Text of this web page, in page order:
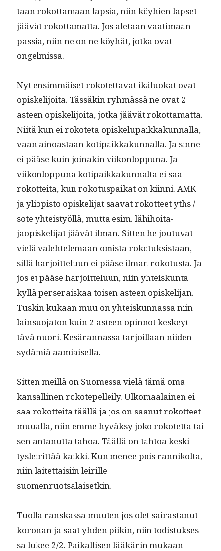
taan rokot­ta­maan lap­sia, niin köy­hien lapset
jäävät rokot­ta­mat­ta. Jos ale­taan vaa­ti­maan
pas­sia, niin ne on ne köy­hät, jot­ka ovat
ongelmissa.
Nyt ensim­mäiset rokotet­ta­vat ikälu­okat ovat
opiske­li­joi­ta. Tässäkin ryh­mässä ne ovat 2
asteen opiske­li­joi­ta, jot­ka jäävät rokot­ta­mat­ta.
Niitä kun ei rokote­ta opiskelu­paikkakun­nal­la,
vaan ain­oas­taan koti­paikkakun­nal­la. Ja sinne
ei pääse kuin joinakin viikon­lop­puna. Ja
viikon­lop­puna koti­paikkakunnal­ta ei saa
rokot­tei­ta, kun roko­tu­s­paikat on kiin­ni. AMK
ja yliopis­to opiske­li­jat saa­vat rokot­teet yths /
sote yhteistyöl­lä, mut­ta esim. lähi­hoita­
jaopiske­li­jat jäävät ilman. Sit­ten he joutu­vat
vielä vale­htele­maan omista roko­tuk­sis­taan,
sil­lä har­joit­telu­un ei pääse ilman roko­tus­ta. Ja
jos et pääse har­joit­telu­un, niin yhteiskun­ta
kyl­lä perseraiskaa toisen asteen opiske­li­jan.
Tuskin kukaan muu on yhteiskun­nas­sa niin
lain­suo­ja­ton kuin 2 asteen opin­not keskeyt­
tävä nuori. Kesäran­nas­sa tar­joil­laan niiden
sydämiä aamiaisella.
Sit­ten meil­lä on Suomes­sa vielä tämä oma
kansalli­nen rokote­pelleily. Ulko­maalainen ei
saa rokot­tei­ta tääl­lä ja jos on saanut rokot­teet
muual­la, niin emme hyväksy joko rokotet­ta tai
sen antanut­ta tahoa. Tääl­lä on tah­toa keski­
tysleirit­tää kaik­ki. Kun menee pois ran­nikol­ta,
niin laitet­taisi­in leir­ille
suomenruotsalaisetkin.
Tuol­la ran­skas­sa muuten jos olet sairas­tanut
koro­nan ja saat yhden piikin, niin todis­tuk­ses­
sa lukee 2/2. Paikallisen lääkärin mukaan